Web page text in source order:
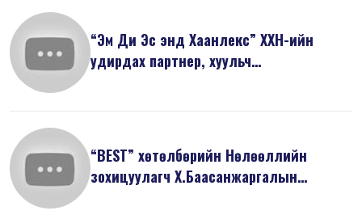
“Эм Ди Эс энд Хаанлекс” ХХН-ийн
удирдах партнер, хуульч
“BEST” хөтөлбөрийн Нөлөөллийн
зохицуулагч Х.Баасанжаргалын